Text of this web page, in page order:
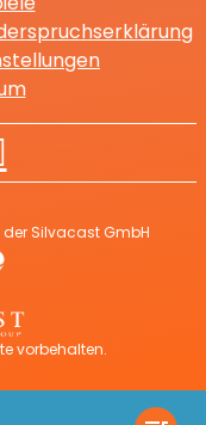
Silvacast GmbH
vorbehalten.